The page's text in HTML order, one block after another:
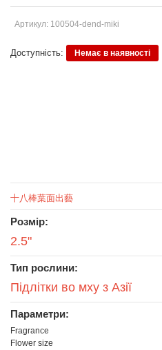
Артикул: 100504-dend-miki
Доступність: Немає в наявності
十八棒葉面出藝
Розмір:
2.5"
Тип рослини:
Підлітки во мху з Азії
Параметри:
Fragrance
Flower size